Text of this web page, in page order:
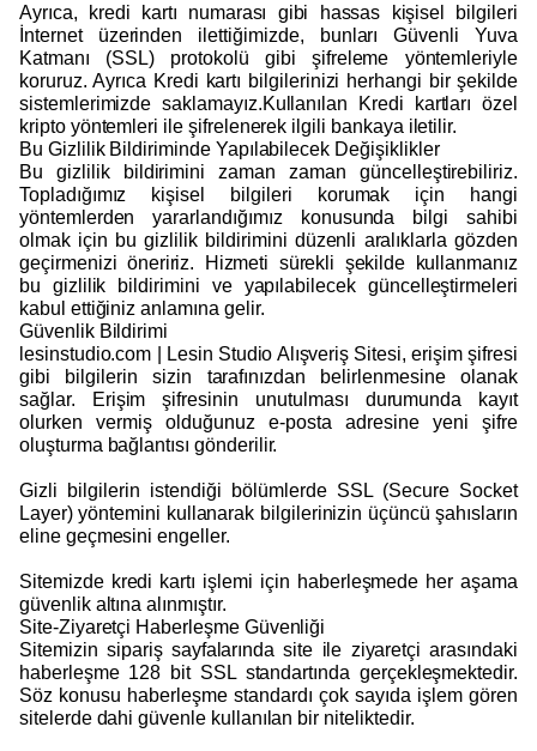
Ayrıca, kredi kartı numarası gibi hassas kişisel bilgileri
İnternet üzerinden ilettiğimizde, bunları Güvenli Yuva
Katmanı (SSL) protokolü gibi şifreleme yöntemleriyle
koruruz. Ayrıca Kredi kartı bilgilerinizi herhangi bir şekilde
sistemlerimizde saklamayız.Kullanılan Kredi kartları özel
kripto yöntemleri ile şifrelenerek ilgili bankaya iletilir.
Bu Gizlilik Bildiriminde Yapılabilecek Değişiklikler
Bu gizlilik bildirimini zaman zaman güncelleştirebiliriz.
Topladığımız kişisel bilgileri korumak için hangi
yöntemlerden yararlandığımız konusunda bilgi sahibi
olmak için bu gizlilik bildirimini düzenli aralıklarla gözden
geçirmenizi öneririz. Hizmeti sürekli şekilde kullanmanız
bu gizlilik bildirimini ve yapılabilecek güncelleştirmeleri
kabul ettiğiniz anlamına gelir.
Güvenlik Bildirimi
lesinstudio.com | Lesin Studio Alışveriş Sitesi, erişim şifresi
gibi bilgilerin sizin tarafınızdan belirlenmesine olanak
sağlar. Erişim şifresinin unutulması durumunda kayıt
olurken vermiş olduğunuz e-posta adresine yeni şifre
oluşturma bağlantısı gönderilir.
Gizli bilgilerin istendiği bölümlerde SSL (Secure Socket
Layer) yöntemini kullanarak bilgilerinizin üçüncü şahısların
eline geçmesini engeller.
Sitemizde kredi kartı işlemi için haberleşmede her aşama
güvenlik altına alınmıştır.
Site-Ziyaretçi Haberleşme Güvenliği
Sitemizin sipariş sayfalarında site ile ziyaretçi arasındaki
haberleşme 128 bit SSL standartında gerçekleşmektedir.
Söz konusu haberleşme standardı çok sayıda işlem gören
sitelerde dahi güvenle kullanılan bir niteliktedir.